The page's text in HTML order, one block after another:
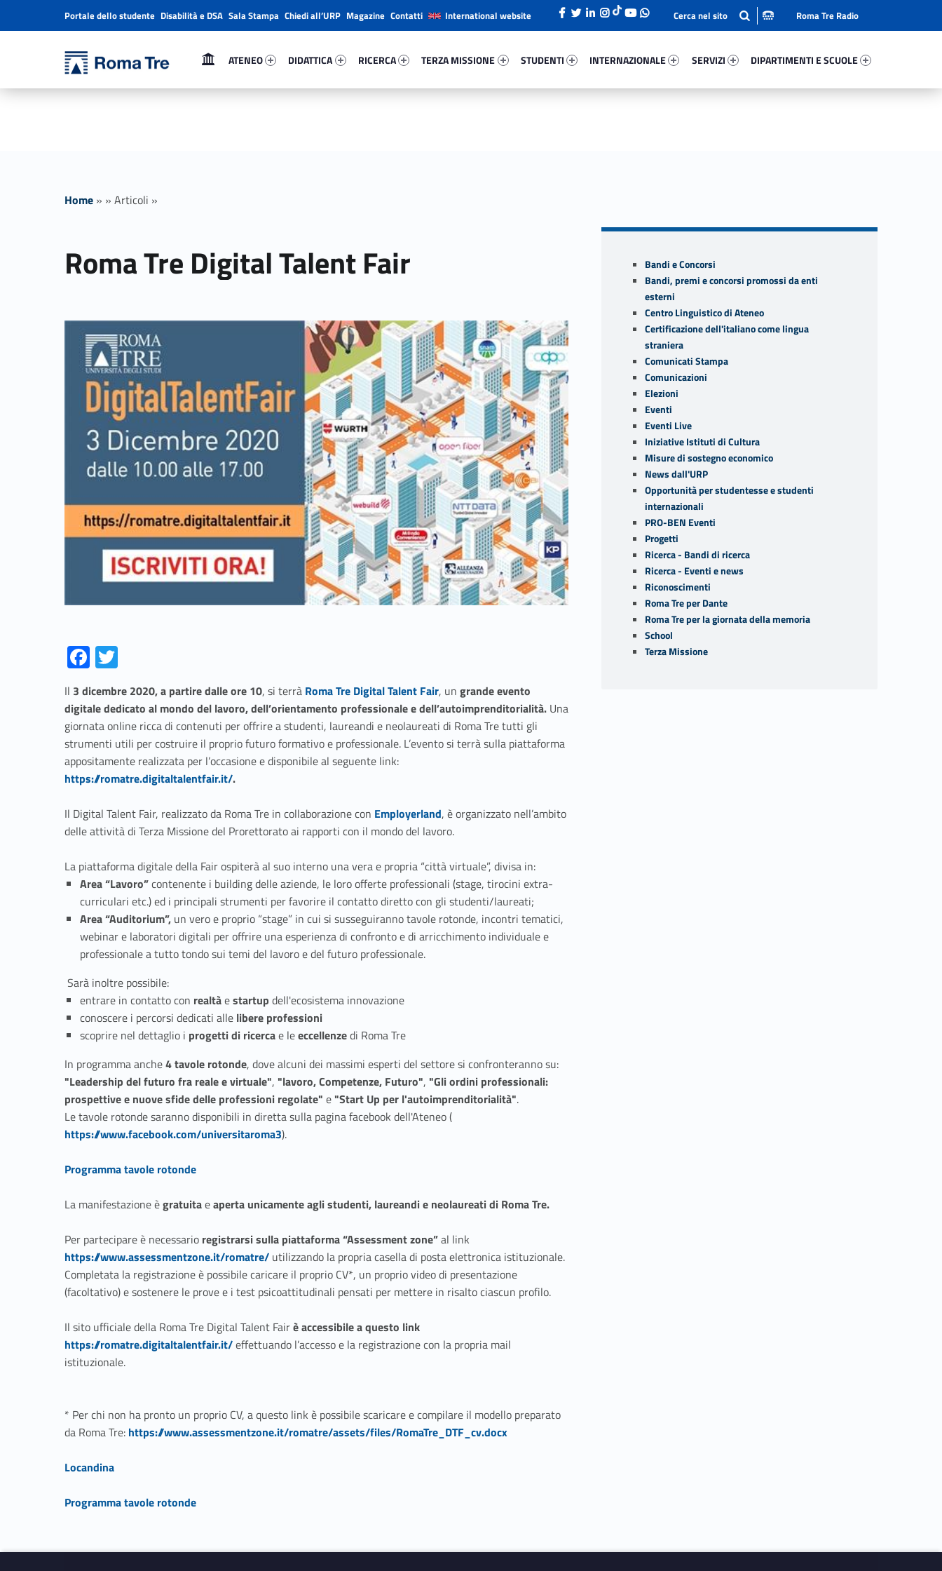
Roma Tre Digital Talent Fair - Università Roma Tre
Primary Menu
ATENEO
DIDATTICA
RICERCA
TERZA MISSIONE
STUDENTI
INTERNAZIONALE
SERVIZI
DIPARTIMENTI E SCUOLE
Header info sidebar
Portale dello studente Disabilità e DSA Sala Stampa Chiedi all’URP Magazine Contatti International website Roma Tre Radio
Home » » Articoli »
Roma Tre Digital Talent Fair
Link identifier archive #link-archive-thumb-soap-4204
Fa
ce
b
o
o
k
w
itt
er
Il 3 dicembre 2020, a partire dalle ore 10, si terrà Link identifier #identifier__65821-1
Roma Tre Digital Talent Fair, un grande evento
digitale dedicato al mondo del lavoro, dell’orientamento professionale e dell’autoimprenditorialità. Una
giornata online ricca di contenuti per offrire a studenti, laureandi e neolaureati di Roma Tre tutti gli
strumenti utili per costruire il proprio futuro formativo e professionale. L’evento si terrà sulla piattaforma
appositamente realizzata per l’occasione e disponibile al seguente link:
https://romatre.digitaltalentfair.it/.
Il Digital Talent Fair, realizzato da Roma Tre in collaborazione con Link identifier #identifier__93791-3
Employerland, è organizzato nell’ambito
delle attività di Terza Missione del Prorettorato ai rapporti con il mondo del lavoro.
La piattaforma digitale della Fair ospiterà al suo interno una vera e propria “città virtuale”, divisa in:
Area “Lavoro”contenente i building delle aziende, le loro offerte professionali (stage, tirocini extra-
curriculari etc.) ed i principali strumenti per favorire il contatto diretto con gli studenti/laureati;
Area “Auditorium”, un vero e proprio “stage” in cui si susseguiranno tavole rotonde, incontri tematici,
webinar e laboratori digitali per offrire una esperienza di confronto e di arricchimento individuale e
professionale a tutto tondo sui temi del lavoro e del futuro professionale.
Sarà inoltre possibile:
entrare in contatto con realtàestartup dell'ecosistema innovazione
conoscere i percorsi dedicati alle libere professioni
scoprire nel dettaglio i progetti di ricercae leeccellenzedi Roma Tre
In programma anche4 tavole rotonde, dove alcuni dei massimi esperti del settore si confronteranno su:
"Leadership del futuro fra reale e virtuale", "lavoro, Competenze, Futuro", "Gli ordini professionali:
prospettive e nuove sfide delle professioni regolate" e "Start Up per l'autoimprenditorialità".
Le tavole rotonde saranno disponibili in diretta sulla pagina facebook dell'Ateneo (
https://www.facebook.com/universitaroma3).
Link identifier #identifier__78429-5
Programma tavole rotonde
La manifestazione ègratuitaeaperta unicamente agli studenti, laureandi e neolaureati di Roma Tre.
Per partecipare è necessario registrarsi sulla piattaforma “Assessment zone”al link
https://www.assessmentzone.it/romatre/ utilizzando la propria casella di posta elettronica istituzionale.
Completata la registrazione è possibile caricare il proprio CV*, un proprio video di presentazione
(facoltativo) e sostenere le prove e i test psicoattitudinali pensati per mettere in risalto ciascun profilo.
Il sito ufficiale della Roma Tre Digital Talent Fairè accessibile a questo link
https://romatre.digitaltalentfair.it/effettuando l’accesso e la registrazione con la propria mail
istituzionale.
* Per chi non ha pronto un proprio CV, a questo link è possibile scaricare e compilare il modello preparato
da Roma Tre: Link identifier #identifier__27127-8
https://www.assessmentzone.it/romatre/assets/files/RomaTre_DTF_cv.docx
Link identifier #identifier__10346-9Locandina
Link identifier #identifier__110130-10
Programma tavole rotonde
Sidebar Bandi e Concorsi
Bandi, premi e concorsi promossi da enti
esterni
Centro Linguistico di Ateneo
Certificazione dell'italiano come lingua
straniera
Comunicati Stampa
Comunicazioni
Elezioni
Eventi
Eventi Live
Iniziative Istituti di Cultura
Misure di sostegno economico
News dall'URP
Opportunità per studentesse e studenti
internazionali
PRO-BEN Eventi
Progetti
Ricerca - Bandi di ricerca
Ricerca - Eventi e news
Riconoscimenti
Roma Tre per Dante
Roma Tre per la giornata della memoria
School
Terza Missione